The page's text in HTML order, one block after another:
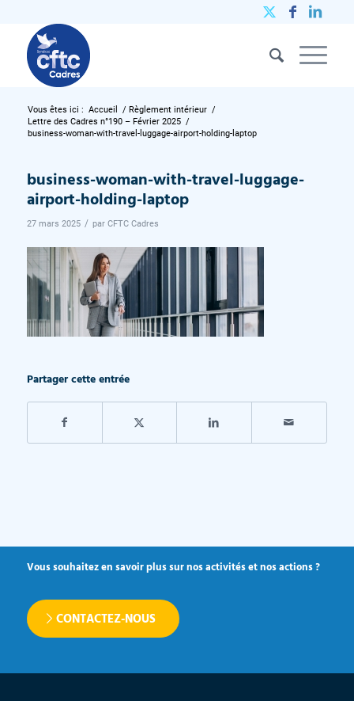
Vous êtes ici : Accueil / Règlement intérieur /
Lettre des Cadres n°190 – Février 2025 /
business-woman-with-travel-luggage-airport-holding-laptop
business-woman-with-travel-luggage-
airport-holding-laptop
27 mars 2025 / par CFTC Cadres
Partager cette entrée
Vous souhaitez en savoir plus sur nos activités et nos actions ?
CONTACTEZ-NOUS